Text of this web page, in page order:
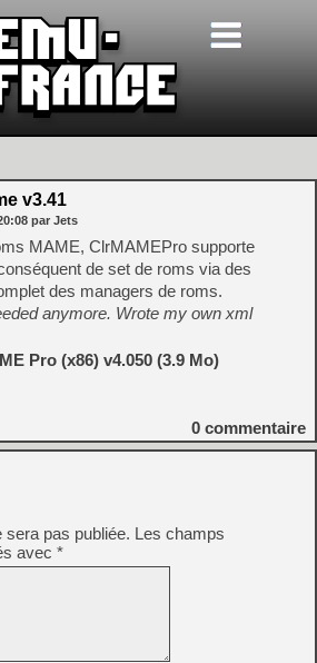
v3.41
par Jets
MAME, ClrMAMEPro supporte
de set de roms via des
des managers de roms.
anymore. Wrote my own xml
Pro (x86) v4.050 (3.9 Mo)
0 commentaire
sera pas publiée. Les champs
avec *